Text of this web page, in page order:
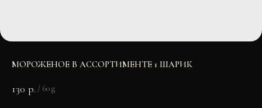
МОРОЖЕНОЕ В АССОРТИМЕНТЕ 1 ШАРИК
130 р. / 60 g